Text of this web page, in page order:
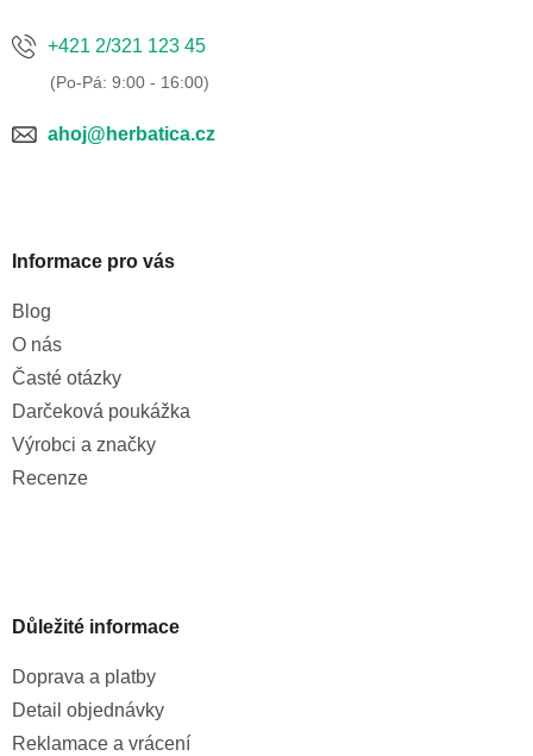
+421 2/321 123 45
ahoj@herbatica.cz
Informace pro vás
Blog
O nás
Časté otázky
Darčeková poukážka
Výrobci a značky
Recenze
Důležité informace
Doprava a platby
Detail objednávky
Reklamace a vrácení